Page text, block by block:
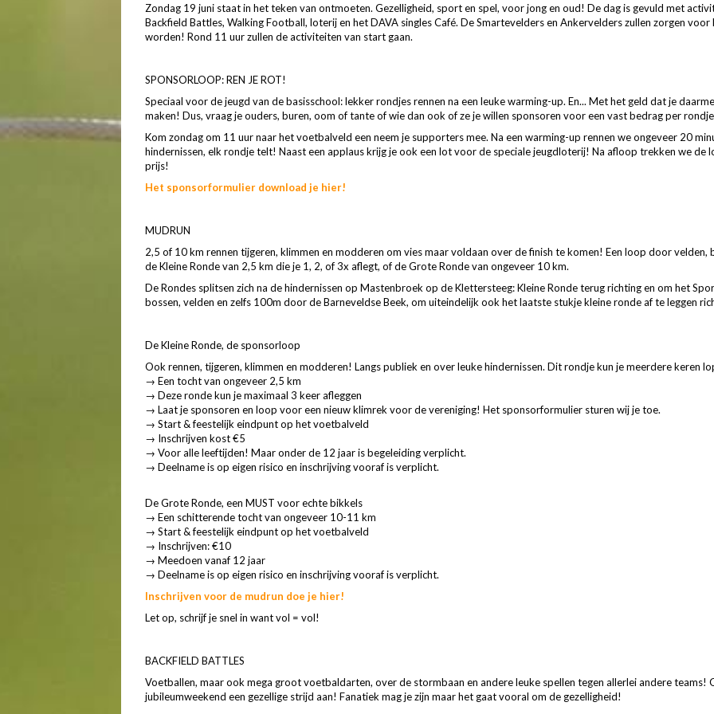
Zondag 19 juni staat in het teken van ontmoeten. Gezelligheid, sport en spel, voor jong en oud! De dag is gevuld met
Backfield Battles, Walking Football, loterij en het DAVA singles Café. De Smartevelders en Ankervelders zullen zorgen
worden! Rond 11 uur zullen de activiteiten van start gaan.
SPONSORLOOP: REN JE ROT!
Speciaal voor de jeugd van de basisschool: lekker rondjes rennen na een leuke warming-up. En... Met het geld dat je
maken! Dus, vraag je ouders, buren, oom of tante of wie dan ook of ze je willen sponsoren voor een vast bedrag per
Kom zondag om 11 uur naar het voetbalveld een neem je supporters mee. Na een warming-up rennen we ongeveer 20
hindernissen, elk rondje telt! Naast een applaus krijg je ook een lot voor de speciale jeugdloterij! Na afloop trekken we de
prijs!
Het sponsorformulier download je hier!
MUDRUN
2,5 of 10 km rennen tijgeren, klimmen en modderen om vies maar voldaan over de finish te komen! Een loop door velden,
de Kleine Ronde van 2,5 km die je 1, 2, of 3x aflegt, of de Grote Ronde van ongeveer 10 km.
De Rondes splitsen zich na de hindernissen op Mastenbroek op de Klettersteeg: Kleine Ronde terug richting en om het
bossen, velden en zelfs 100m door de Barneveldse Beek, om uiteindelijk ook het laatste stukje kleine ronde af te leggen
De Kleine Ronde, de sponsorloop
Ook rennen, tijgeren, klimmen en modderen! Langs publiek en over leuke hindernissen. Dit rondje kun je meerdere keren
→ Een tocht van ongeveer 2,5 km
→ Deze ronde kun je maximaal 3 keer afleggen
→ Laat je sponsoren en loop voor een nieuw klimrek voor de vereniging! Het sponsorformulier sturen wij je toe.
→ Start & feestelijk eindpunt op het voetbalveld
→ Inschrijven kost €5
→ Voor alle leeftijden! Maar onder de 12 jaar is begeleiding verplicht.
→ Deelname is op eigen risico en inschrijving vooraf is verplicht.
De Grote Ronde, een MUST voor echte bikkels
→ Een schitterende tocht van ongeveer 10-11 km
→ Start & feestelijk eindpunt op het voetbalveld
→ Inschrijven: €10
→ Meedoen vanaf 12 jaar
→ Deelname is op eigen risico en inschrijving vooraf is verplicht.
Inschrijven voor de mudrun doe je hier!
Let op, schrijf je snel in want vol = vol!
BACKFIELD BATTLES
Voetballen, maar ook mega groot voetbaldarten, over de stormbaan en andere leuke spellen tegen allerlei andere teams!
jubileumweekend een gezellige strijd aan! Fanatiek mag je zijn maar het gaat vooral om de gezelligheid!